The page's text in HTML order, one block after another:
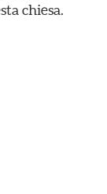
chiesa.